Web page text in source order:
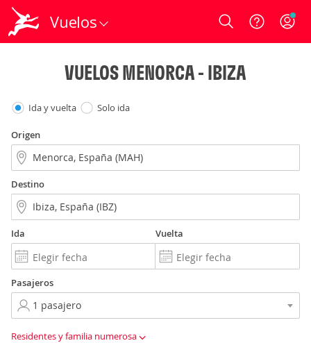
Vuelos Login
VUELOS MENORCA - IBIZA
Ida y vuelta Solo ida
Origen
Destino
Ida Vuelta
Pasajeros
Residentes y familia numerosa